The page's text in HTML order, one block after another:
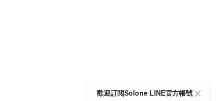
歡迎訂閱Solone LINE官方帳號